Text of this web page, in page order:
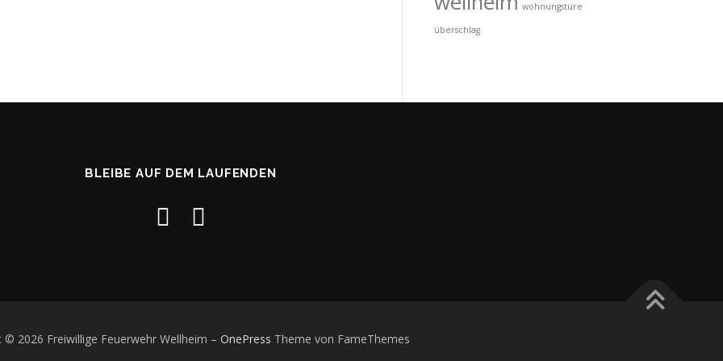
wohnungstüre
überschlag
BLEIBE AUF DEM LAUFENDEN
© 2026 Freiwillige Feuerwehr Wellheim – OnePress Theme von FameThemes